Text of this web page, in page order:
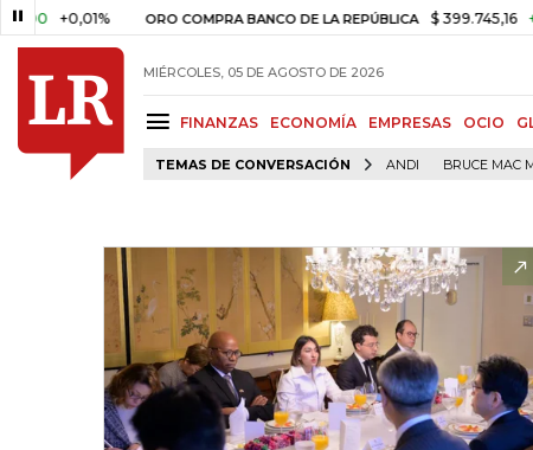
+0,01% ORO COMPRA BANCO DE LA REPÚBLICA $ 399.745,16 +$
MIÉRCOLES, 05 DE AGOSTO DE 2026
FINANZAS ECONOMÍA EMPRESAS OCIO
TEMAS DE CONVERSACIÓN ANDI BRUCE MAC